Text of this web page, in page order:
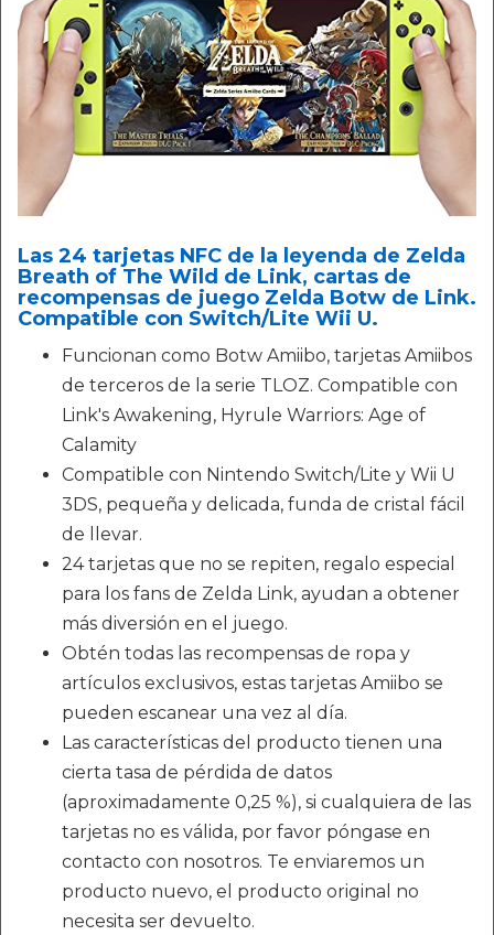
Las 24 tarjetas NFC de la leyenda de Zelda
Breath of The Wild de Link, cartas de
recompensas de juego Zelda Botw de Link.
Compatible con Switch/Lite Wii U.
Funcionan como Botw Amiibo, tarjetas Amiibos
de terceros de la serie TLOZ. Compatible con
Link's Awakening, Hyrule Warriors: Age of
Calamity
Compatible con Nintendo Switch/Lite y Wii U
3DS, pequeña y delicada, funda de cristal fácil
de llevar.
24 tarjetas que no se repiten, regalo especial
para los fans de Zelda Link, ayudan a obtener
más diversión en el juego.
Obtén todas las recompensas de ropa y
artículos exclusivos, estas tarjetas Amiibo se
pueden escanear una vez al día.
Las características del producto tienen una
cierta tasa de pérdida de datos
(aproximadamente 0,25 %), si cualquiera de las
tarjetas no es válida, por favor póngase en
contacto con nosotros. Te enviaremos un
producto nuevo, el producto original no
necesita ser devuelto.